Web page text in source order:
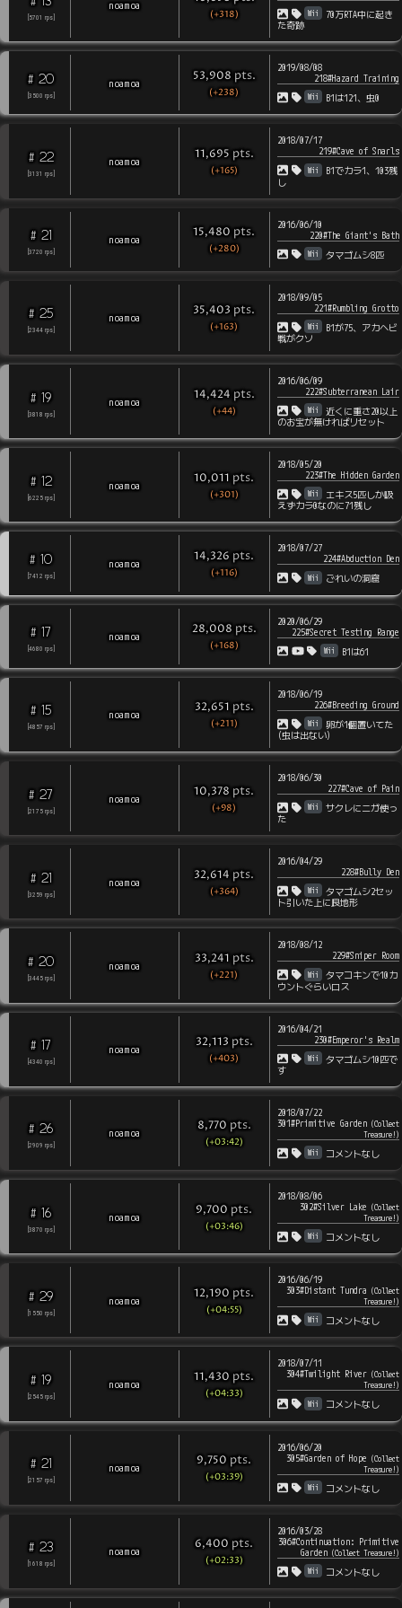
5701 rps
noamoa
(+318) Wii
70万RTA中に起き
た奇跡
# 20
3500 rps
noamoa 53,908 pts.
(+238)
2019/08/08
218#Hazard Training
Wii B1は121、虫0
# 22
3131 rps
noamoa 11,695 pts.
(+165)
2018/07/17
219#Cave of Snarls
Wii
B1でカラ1、103残
し
# 21
3720 rps
noamoa 15,480 pts.
(+280)
2016/06/10
220#The Giant's Bath
Wii タマゴムシ8匹
# 25
2344 rps
noamoa 35,403 pts.
(+163)
2018/09/05
221#Rumbling Grotto
Wii
B1が75、アカヘビ
戦がクソ
# 19
3818 rps
noamoa 14,424 pts.
(+44)
2016/06/09
222#Subterranean Lair
Wii
近くに重さ20以上
のお宝が無ければリセット
# 12
6225 rps
noamoa 10,011 pts.
(+301)
2018/05/20
223#The Hidden Garden
Wii
エキス5匹しか吸
えずカラ0なのに71残し
# 10
7412 rps
noamoa 14,326 pts.
(+116)
2018/07/27
224#Abduction Den
Wii ごれいの洞窟
# 17
4680 rps
noamoa 28,008 pts.
(+168)
2020/06/29
225#Secret Testing Range
Wii B1は61
# 15
4857 rps
noamoa 32,651 pts.
(+211)
2018/06/19
226#Breeding Ground
Wii
卵が1個置いてた
(虫は出ない)
# 27
2175 rps
noamoa 10,378 pts.
(+98)
2018/06/30
227#Cave of Pain
Wii
サクレにニガ使っ
た
# 21
3259 rps
noamoa 32,614 pts.
(+364)
2016/04/29
228#Bully Den
Wii
タマゴムシ2セッ
ト引いた上に良地形
# 20
3445 rps
noamoa 33,241 pts.
(+221)
2018/08/12
229#Sniper Room
Wii
タマコキンで10カ
ウントぐらいロス
# 17
4340 rps
noamoa 32,113 pts.
(+403)
2016/04/21
230#Emperor's Realm
Wii
タマゴムシ10匹で
す
# 26
2909 rps
noamoa 8,770 pts.
(+03:42)
2018/07/22
301#Primitive Garden(Collect
Treasure!)
Wii
コメントなし
# 16
3870 rps
noamoa 9,700 pts.
(+03:46)
2018/08/06
302#Silver Lake (Collect
Treasure!)
Wii
コメントなし
# 29
1550 rps
noamoa 12,190 pts.
(+04:55)
2016/06/19
303#Distant Tundra (Collect
Treasure!)
Wii
コメントなし
# 19
2545 rps
noamoa 11,430 pts.
(+04:33)
2018/07/11
304#Twilight River(Collect
Treasure!)
Wii
コメントなし
# 21
2157 rps
noamoa 9,750 pts.
(+03:39)
2016/06/20
305#Garden of Hope (Collect
Treasure!)
Wii
コメントなし
# 23
1618 rps
noamoa 6,400 pts.
(+02:33)
2016/03/28
306#Continuation: Primitive
Garden(Collect Treasure!)
Wii
コメントなし